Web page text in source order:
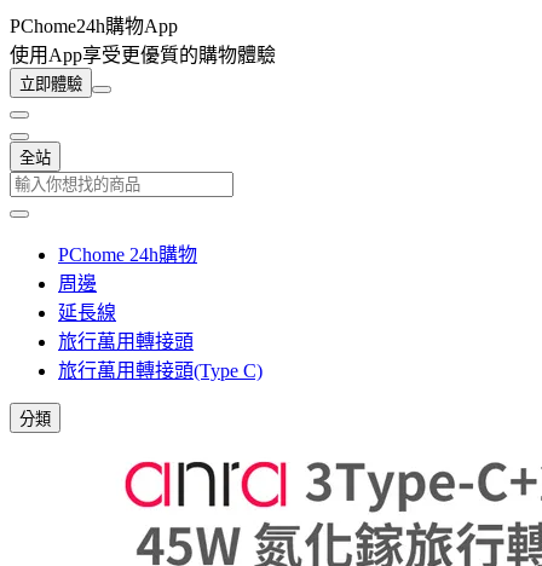
PChome24h購物App
使用App享受更優質的購物體驗
立即體驗
全站
PChome 24h購物
周邊
延長線
旅行萬用轉接頭
旅行萬用轉接頭(Type C)
分類